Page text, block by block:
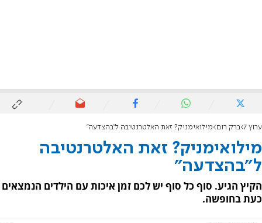
ערוץ 7 ברק רום מילואימניק? זאת האלטרנטיבה ל"בהצדעה"
מילואימניק? זאת האלטרנטיבה
ל"בהצדעה"
הקיץ הגיע. סוף כל סוף יש לכם זמן איכות עם הילדים הנמצאים
כעת בחופשה.